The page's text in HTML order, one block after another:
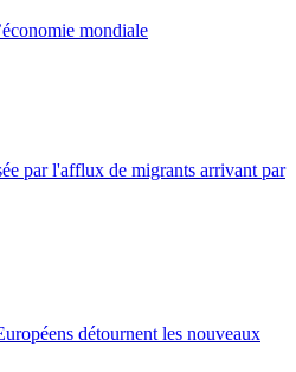
mondiale
par l'afflux de migrants arrivant par
détournent les nouveaux